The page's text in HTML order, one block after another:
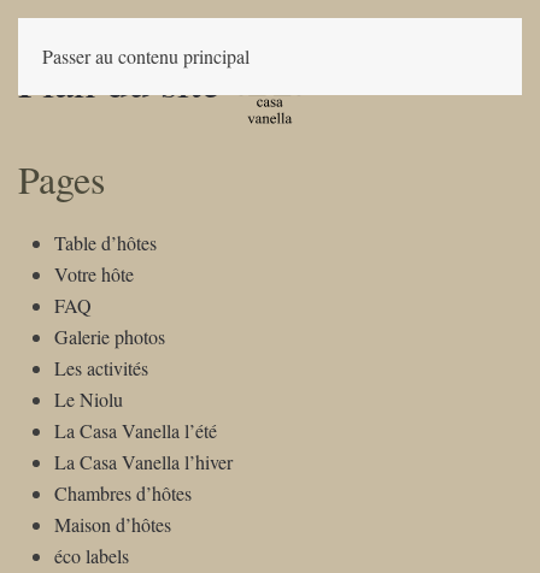
Passer au contenu principal
Plan du site
Pages
Table d’hôtes
Votre hôte
FAQ
Galerie photos
Les activités
Le Niolu
La Casa Vanella l’été
La Casa Vanella l’hiver
Chambres d’hôtes
Maison d’hôtes
éco labels